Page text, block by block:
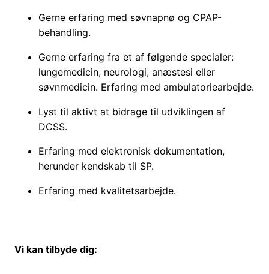
Gerne erfaring med søvnapnø og CPAP-
behandling.
Gerne erfaring fra et af følgende specialer:
lungemedicin, neurologi, anæstesi eller
søvnmedicin. Erfaring med ambulatoriearbejde.
Lyst til aktivt at bidrage til udviklingen af
DCSS.
Erfaring med elektronisk dokumentation,
herunder kendskab til SP.
Erfaring med kvalitetsarbejde.
Vi kan tilbyde dig: